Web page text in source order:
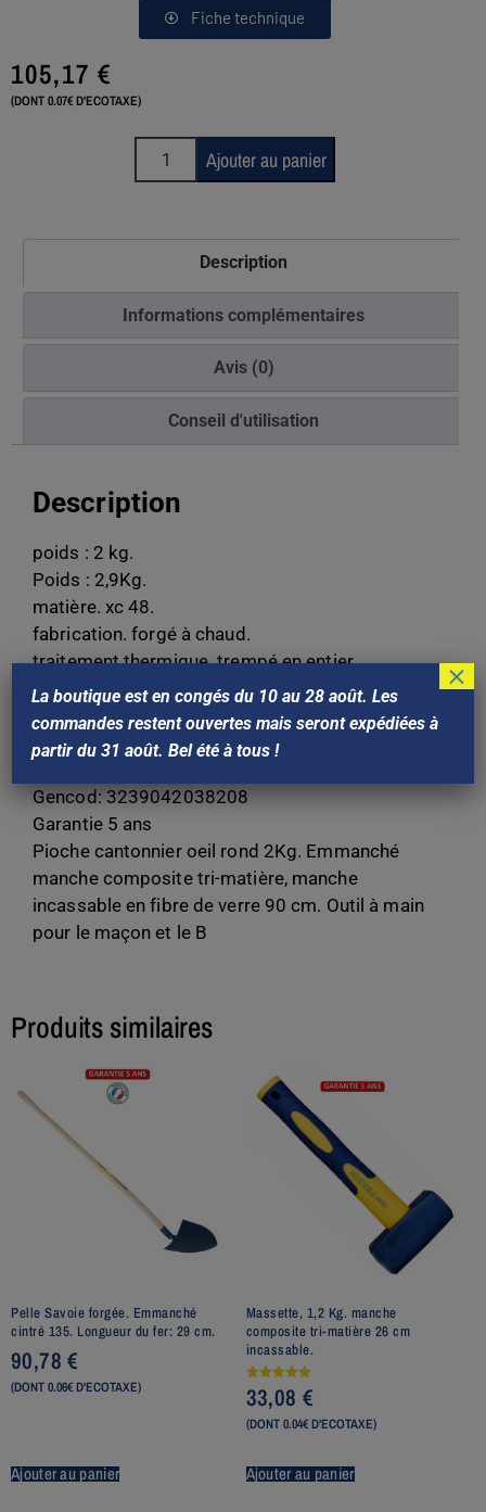
Fiche technique
105,17€
(DONT 0.07€ D'ECOTAXE)
Ajouter au panier
Description
Informations complémentaires
Avis (0)
Conseil d'utilisation
Description
poids : 2 kg.
Poids : 2,9Kg.
matière. xc 48.
fabrication. forgé à chaud.
traitement thermique. trempé en entier.
Dureté. 140 kg/mm².
Finition. peinture non polluante.
Marque : Outils PERRIN
Gencod: 3239042038208
Garantie 5 ans
Pioche cantonnier oeil rond 2Kg. Emmanché
manche composite tri-matière, manche
incassable en fibre de verre 90 cm. Outil à main
pour le maçon et le B
Produits similaires
Pelle Savoie forgée. Emmanché
cintré 135. Longueur du fer: 29 cm.
90,78€
(DONT 0.06€ D'ECOTAXE)
Ajouter au panier
Massette, 1,2 Kg. manche
composite tri-matière 26 cm
incassable.
Note
5.00
sur 5
33,08 €
(DONT 0.04€ D'ECOTAXE)
Ajouter au panier
La boutique est en congés du 10 au 28 août. Les
commandes restent ouvertes mais seront expédiées à
partir du 31 août. Bel été à tous !
×